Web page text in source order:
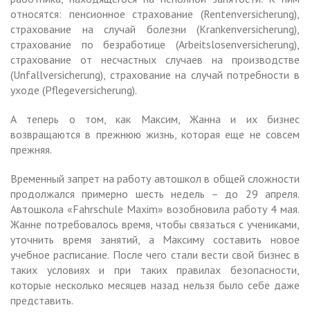
относятся: пенсионное страхование (Rentenversicherung),
страхование на случай болезни (Krankenversicherung),
страхование по безработице (Arbeitslosenversicherung),
страхование от несчастных случаев на производстве
(Unfallversicherung), страхование на случай потребности в
уходе (Pflegeversicherung).
А теперь о том, как Максим, Жанна и их бизнес
возвращаются в прежнюю жизнь, которая еще не совсем
прежняя.
Временный запрет на работу автошкол в общей сложности
продолжался примерно шесть недель – до 29 апреля.
Автошкола «Fahrschule Maxim» возобновила работу 4 мая.
Жанне потребовалось время, чтобы связаться с учениками,
уточнить время занятий, а Максиму составить новое
учебное расписание. После чего стали вести свой бизнес в
таких условиях и при таких правилах безопасности,
которые несколько месяцев назад нельзя было себе даже
представить.